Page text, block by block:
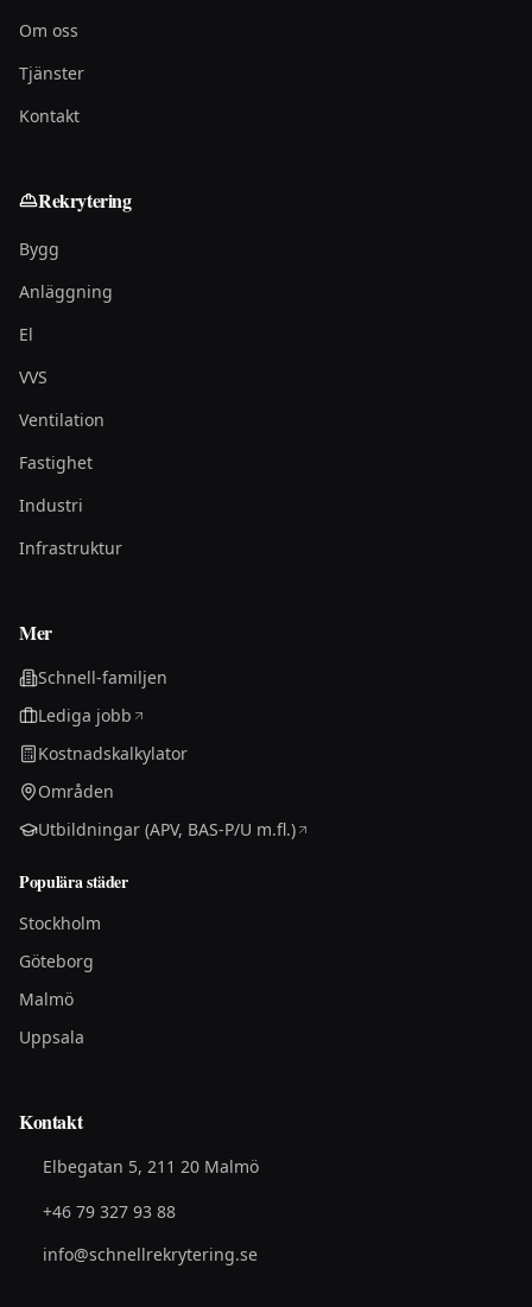
Om oss
Tjänster
Kontakt
Rekrytering
Bygg
Anläggning
El
VVS
Ventilation
Fastighet
Industri
Infrastruktur
Mer
Schnell-familjen
Lediga jobb
Kostnadskalkylator
Områden
Utbildningar (APV, BAS-P/U m.fl.)
Populära städer
Stockholm
Göteborg
Malmö
Uppsala
Kontakt
Elbegatan 5, 211 20 Malmö
+46 79 327 93 88
info@schnellrekrytering.se